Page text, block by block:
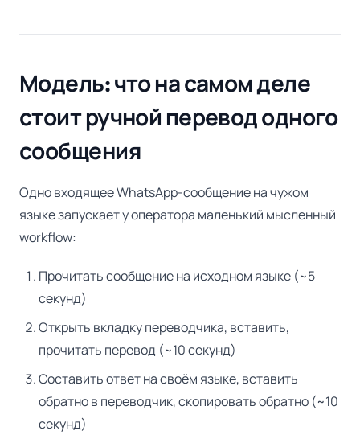
Модель: что на самом деле
стоит ручной перевод одного
сообщения
Одно входящее WhatsApp-сообщение на чужом
языке запускает у оператора маленький мысленный
workflow:
Прочитать сообщение на исходном языке (~5
секунд)
Открыть вкладку переводчика, вставить,
прочитать перевод (~10 секунд)
Составить ответ на своём языке, вставить
обратно в переводчик, скопировать обратно (~10
секунд)